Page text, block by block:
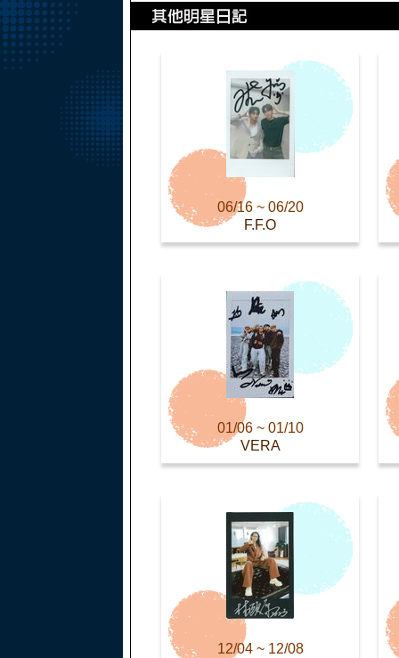
06/16 ~ 06/20
F.F.O
01/06 ~ 01/10
VERA
12/04 ~ 12/08